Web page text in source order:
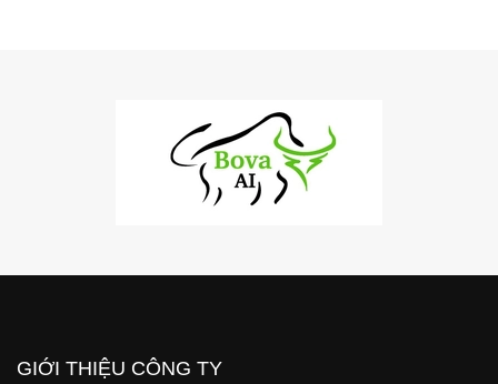
GIỚI THIỆU CÔNG TY